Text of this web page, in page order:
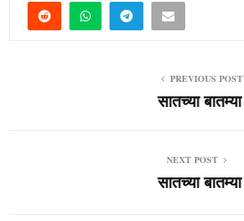
PREVIOUS POST
सातच्या बातम्या
NEXT POST
सातच्या बातम्या